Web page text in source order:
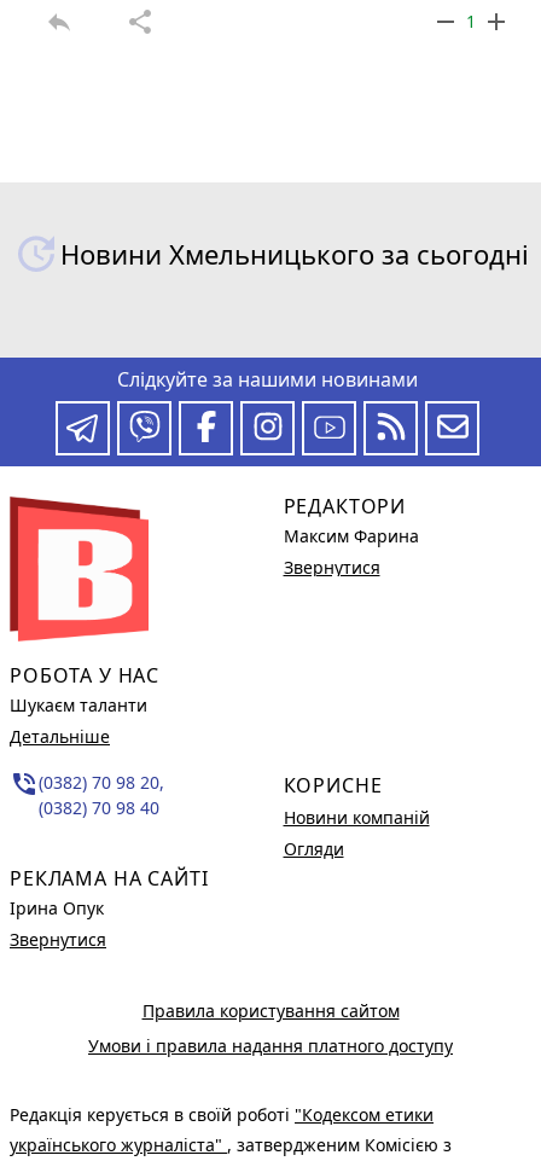
reply share remove 1 add
Новини Хмельницького за сьогодні
Слідкуйте за нашими новинами
РОБОТА У НАС
Шукаєм таланти
Детальніше
phone_in_talk(0382) 70 98 20,
(0382) 70 98 40
РЕКЛАМА НА САЙТІ
Ірина Опук
Звернутися
РЕДАКТОРИ
Максим Фарина
Звернутися
КОРИСНЕ
Новини компаній
Огляди
Правила користування сайтом
Умови і правила надання платного доступу
Редакція керується в своїй роботі "Кодексом етики
українського журналіста" , затвердженим Комісією з